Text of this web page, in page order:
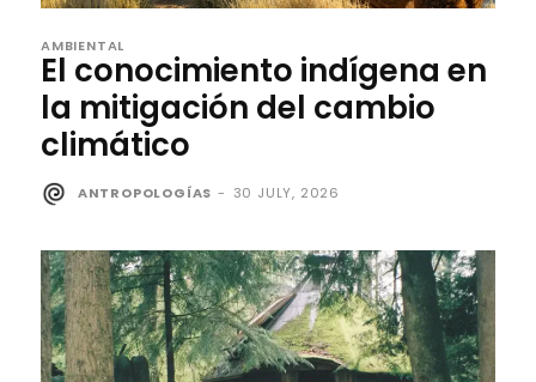
AMBIENTAL
El conocimiento indígena en
la mitigación del cambio
climático
ANTROPOLOGÍAS - 30 JULY, 2026